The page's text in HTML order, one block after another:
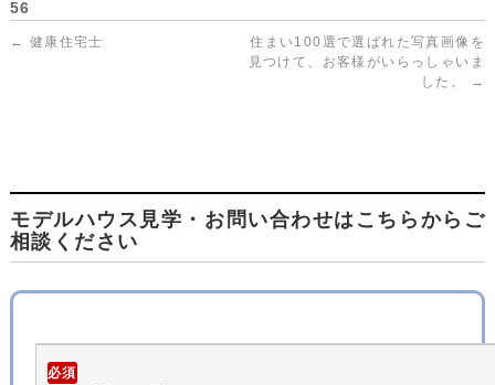
56
← 健康住宅士
住まい100選で選ばれた写真画像を
見つけて、お客様がいらっしゃいま
した。
→
モデルハウス見学・お問い合わせはこちらからご
相談ください
必須